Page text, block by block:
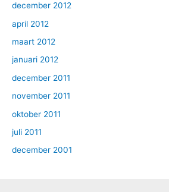
december 2012
april 2012
maart 2012
januari 2012
december 2011
november 2011
oktober 2011
juli 2011
december 2001